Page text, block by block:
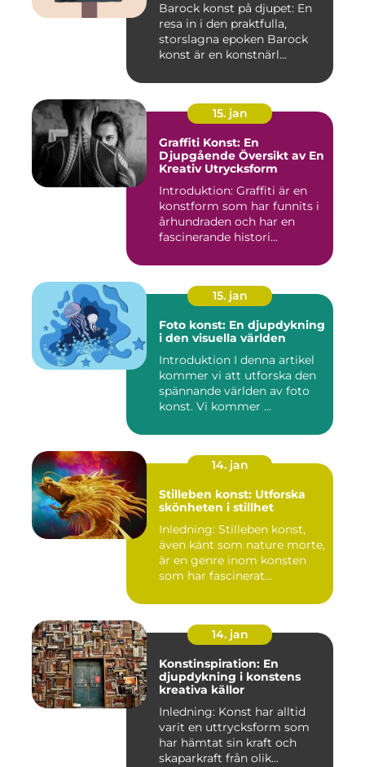
Barock konst på djupet: En
resa in i den praktfulla,
storslagna epoken Barock
konst är en konstnärl...
15. jan
Graffiti Konst: En
Djupgående Översikt av En
Kreativ Utrycksform
Introduktion: Graffiti är en
konstform som har funnits i
århundraden och har en
fascinerande histori...
15. jan
Foto konst: En djupdykning
i den visuella världen
Introduktion I denna artikel
kommer vi att utforska den
spännande världen av foto
konst. Vi kommer ...
14. jan
Stilleben konst: Utforska
skönheten i stillhet
Inledning: Stilleben konst,
även känt som nature morte,
är en genre inom konsten
som har fascinerat...
14. jan
Konstinspiration: En
djupdykning i konstens
kreativa källor
Inledning: Konst har alltid
varit en uttrycksform som
har hämtat sin kraft och
skaparkraft från olik...